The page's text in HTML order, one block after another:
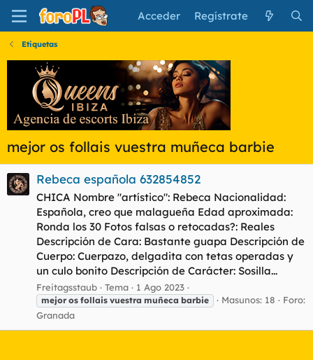
Acceder Regístrate
Etiquetas
mejor os follais vuestra muñeca barbie
Rebeca española 632854852
CHICA Nombre "artístico": Rebeca Nacionalidad:
Española, creo que malagueña Edad aproximada:
Ronda los 30 Fotos falsas o retocadas?: Reales
Descripción de Cara: Bastante guapa Descripción de
Cuerpo: Cuerpazo, delgadita con tetas operadas y
un culo bonito Descripción de Carácter: Sosilla...
Freitagsstaub Tema 1 Ago 2023
mejor os follais vuestra muñeca barbie Masunos: 18
Foro:
Granada